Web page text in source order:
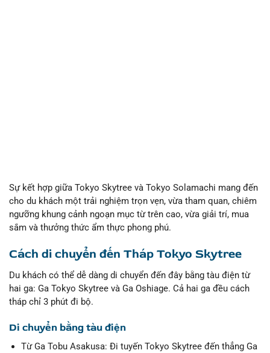
Sự kết hợp giữa Tokyo Skytree và Tokyo Solamachi mang đến
cho du khách một trải nghiệm trọn vẹn, vừa tham quan, chiêm
ngưỡng khung cảnh ngoạn mục từ trên cao, vừa giải trí, mua
sắm và thưởng thức ẩm thực phong phú.
Cách di chuyển đến Tháp Tokyo Skytree
Du khách có thể dễ dàng di chuyển đến đây bằng tàu điện từ
hai ga: Ga Tokyo Skytree và Ga Oshiage. Cả hai ga đều cách
tháp chỉ 3 phút đi bộ.
Di chuyển bằng tàu điện
Từ Ga Tobu Asakusa: Đi tuyến Tokyo Skytree đến thẳng Ga